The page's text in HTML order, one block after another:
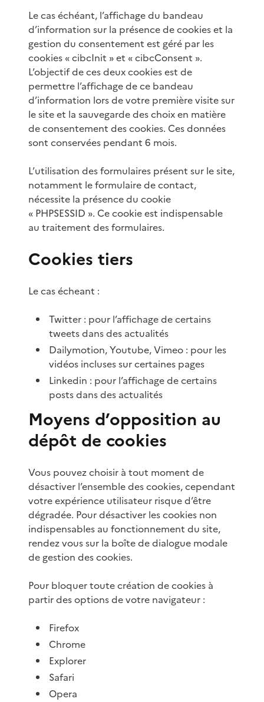
Le cas échéant, l’affichage du bandeau
d’information sur la présence de cookies et la
gestion du consentement est géré par les
cookies « cibcInit » et « cibcConsent ».
L’objectif de ces deux cookies est de
permettre l’affichage de ce bandeau
d’information lors de votre première visite sur
le site et la sauvegarde des choix en matière
de consentement des cookies. Ces données
sont conservées pendant 6 mois.
L’utilisation des formulaires présent sur le site,
notamment le formulaire de contact,
nécessite la présence du cookie
« PHPSESSID ». Ce cookie est indispensable
au traitement des formulaires.
Cookies tiers
Le cas écheant :
Twitter : pour l’affichage de certains
tweets dans des actualités
Dailymotion, Youtube, Vimeo : pour les
vidéos incluses sur certaines pages
Linkedin : pour l’affichage de certains
posts dans des actualités
Moyens d’opposition au
dépôt de cookies
Vous pouvez choisir à tout moment de
désactiver l’ensemble des cookies, cependant
votre expérience utilisateur risque d’être
dégradée. Pour désactiver les cookies non
indispensables au fonctionnement du site,
rendez vous sur la boîte de dialogue modale
de gestion des cookies.
Pour bloquer toute création de cookies à
partir des options de votre navigateur :
Firefox
Chrome
Explorer
Safari
Opera